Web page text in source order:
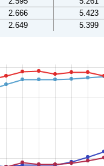
2.666
5.423
2.649 5.399